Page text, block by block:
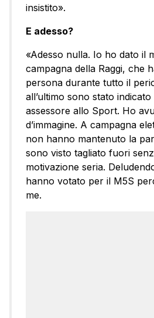
insistito».
E adesso?
«Adesso nulla. Io ho dato il
campagna della Raggi, che
persona durante tutto il
all’ultimo sono stato
assessore allo Sport. Ho
d’immagine. A campagna
non hanno mantenuto la
sono visto tagliato fuori
motivazione seria.
hanno votato per il M5S
me.